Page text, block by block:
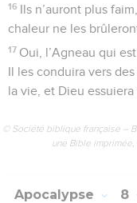
16 Ils n’auront plus
chaleur ne les
17 Oui, l’Agneau qui
Il les conduira vers
la vie, et Dieu
© Société biblique française –
une Bible
Apocalypse 8